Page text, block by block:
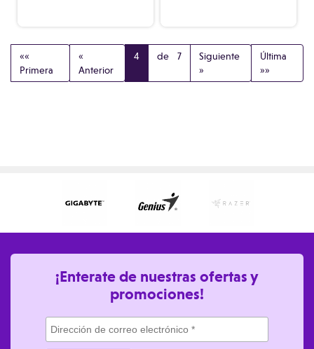
««
Primera
«
Anterior
4 de 7
Siguiente
»
Última
»»
¡Enterate de nuestras ofertas y
promociones!